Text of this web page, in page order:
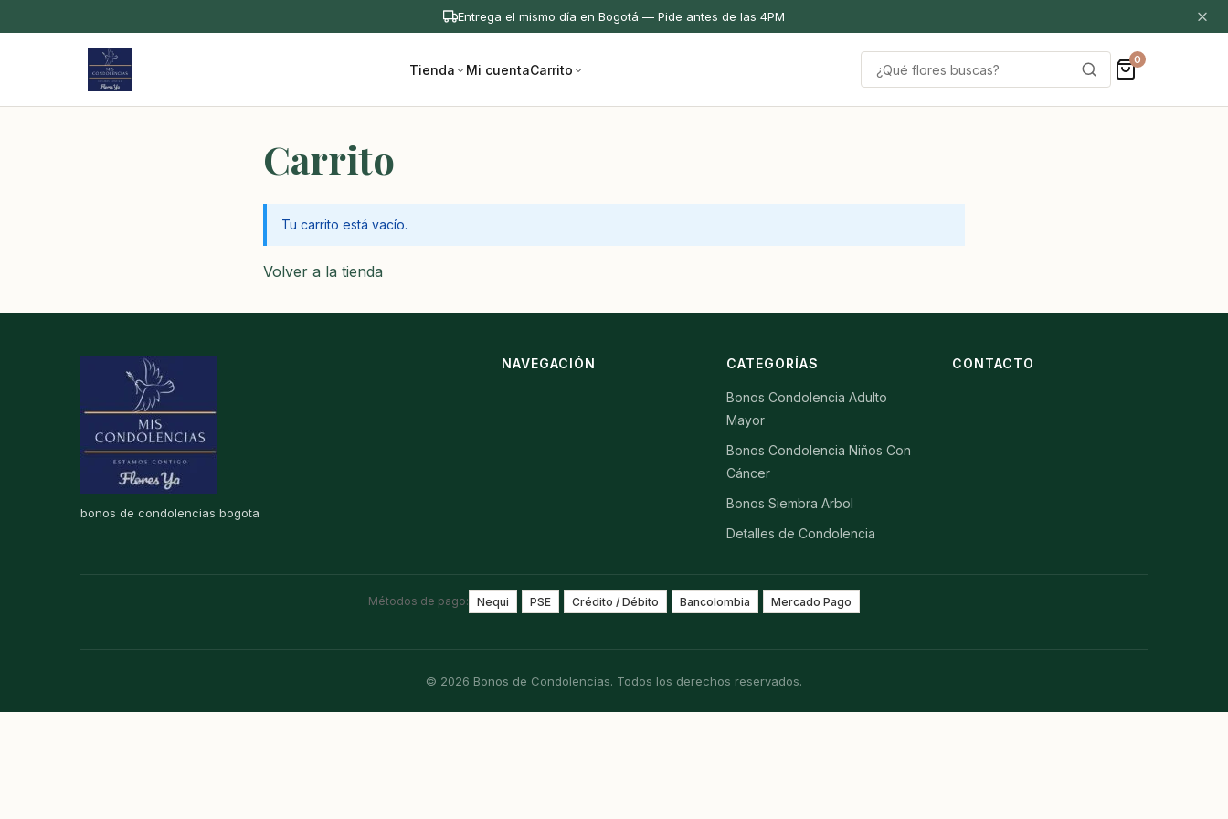
Entrega el mismo día en Bogotá — Pide antes de las 4PM
Tienda Mi cuentaCarrito
Buscar
por:
0
Carrito
Tu carrito está vacío.
Volver a la tienda
bonos de condolencias bogota
NAVEGACIÓN CATEGORÍAS
Bonos Condolencia Adulto
Mayor
Bonos Condolencia Niños Con
Cáncer
Bonos Siembra Arbol
Detalles de Condolencia
CONTACTO
Métodos de pago: Nequi PSE Crédito / Débito Bancolombia Mercado Pago
© 2026 Bonos de Condolencias. Todos los derechos reservados.